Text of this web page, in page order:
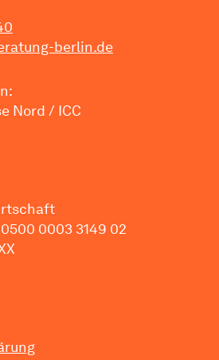
berlin.de
Nord / ICC
0003 3149 02